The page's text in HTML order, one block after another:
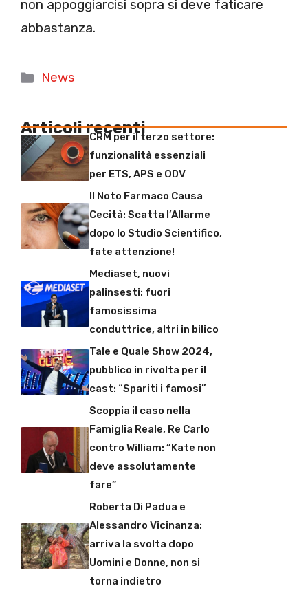
non appoggiarcisi sopra si deve faticare
abbastanza.
Categorie
News
Articoli recentiCRM per il terzo settore:
funzionalità essenziali
per ETS, APS e ODV
Il Noto Farmaco Causa
Cecità: Scatta l’Allarme
dopo lo Studio Scientifico,
fate attenzione!
Mediaset, nuovi
palinsesti: fuori
famosissima
conduttrice, altri in bilico
Tale e Quale Show 2024,
pubblico in rivolta per il
cast: “Spariti i famosi”
Scoppia il caso nella
Famiglia Reale, Re Carlo
contro William: “Kate non
deve assolutamente
fare”
Roberta Di Padua e
Alessandro Vicinanza:
arriva la svolta dopo
Uomini e Donne, non si
torna indietro